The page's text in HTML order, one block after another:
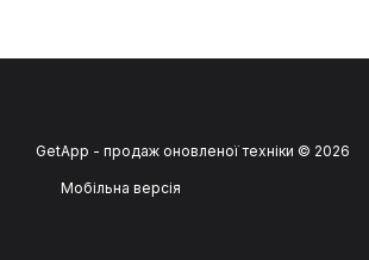
GetApp - продаж оновленої техніки © 2026
Мобільна версія